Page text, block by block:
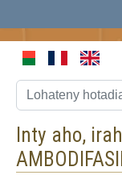
Inty aho,